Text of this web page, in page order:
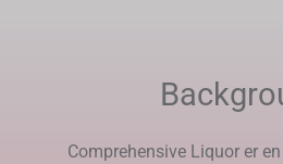
Comprehensive Liquor er